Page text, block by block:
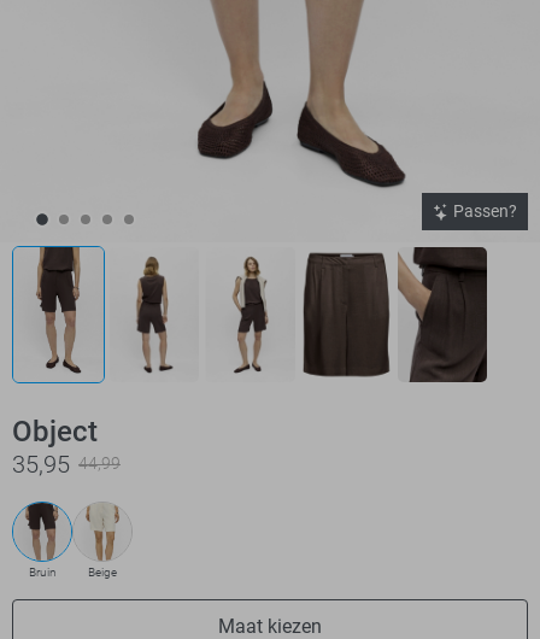
Passen?
Object
35,95 44,99
Bruin Beige
Maat kiezen